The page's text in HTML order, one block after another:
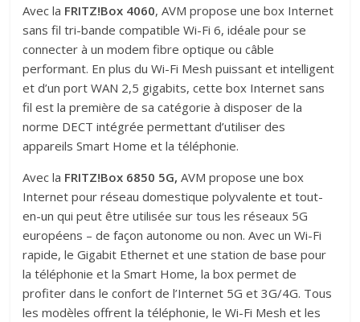
Avec la FRITZ!Box 4060, AVM propose une box Internet
sans fil tri-bande compatible Wi-Fi 6, idéale pour se
connecter à un modem fibre optique ou câble
performant. En plus du Wi-Fi Mesh puissant et intelligent
et d’un port WAN 2,5 gigabits, cette box Internet sans
fil est la première de sa catégorie à disposer de la
norme DECT intégrée permettant d’utiliser des
appareils Smart Home et la téléphonie.
Avec la FRITZ!Box 6850 5G,AVM propose une box
Internet pour réseau domestique polyvalente et tout-
en-un qui peut être utilisée sur tous les réseaux 5G
européens – de façon autonome ou non. Avec un Wi-Fi
rapide, le Gigabit Ethernet et une station de base pour
la téléphonie et la Smart Home, la box permet de
profiter dans le confort de l’Internet 5G et 3G/4G. Tous
les modèles offrent la téléphonie, le Wi-Fi Mesh et les